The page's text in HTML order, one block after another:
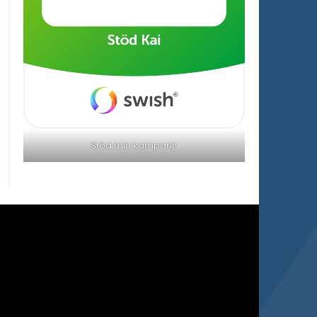
Stöd min kampanj!